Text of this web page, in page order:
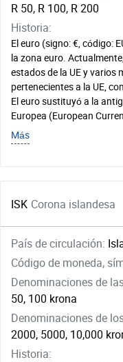
R 50, R 100, R 200
Historia:
El euro (signo: €, código:
la zona euro.
estados de la UE y varios
pertenecientes a la UE,
El euro sustituyó a la
Europea (European
Más
ISK Corona islandesa
País de circulación:
Código de moneda,
Denominaciones de
50, 100 krona
Denominaciones de
2000, 5000, 10,000
Historia: